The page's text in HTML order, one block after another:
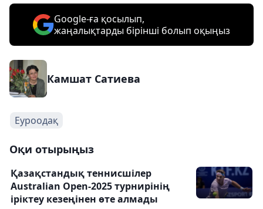
Google-ға қосылып,
жаңалықтарды бірінші болып оқыңыз
Камшат Сатиева
Еуроодақ
Оқи отырыңыз
Қазақстандық теннисшілер
Australian Open-2025 турнирінің
іріктеу кезеңінен өте алмады